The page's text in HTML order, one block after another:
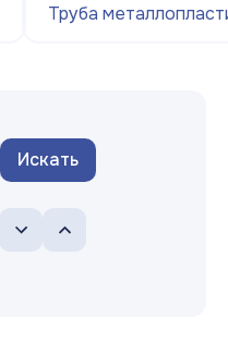
Труба
Искать